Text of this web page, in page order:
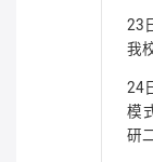
23
我
24
模
研